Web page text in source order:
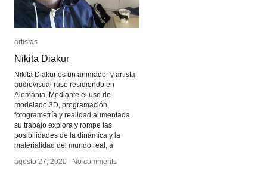
artistas
Nikita Diakur
Nikita Diakur es un animador y artista
audiovisual ruso residiendo en
Alemania. Mediante el uso de
modelado 3D, programación,
fotogrametría y realidad aumentada,
su trabajo explora y rompe las
posibilidades de la dinámica y la
materialidad del mundo real, a
agosto 27, 2020 / No comments
artistas
Nikita Diakur
agosto 27, 2020 / No comments